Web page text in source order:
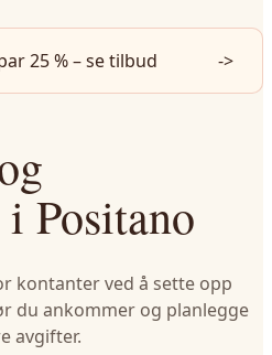
25 % – se tilbud ->
Positano
kontanter ved å sette opp
du ankommer og planlegge
avgifter.